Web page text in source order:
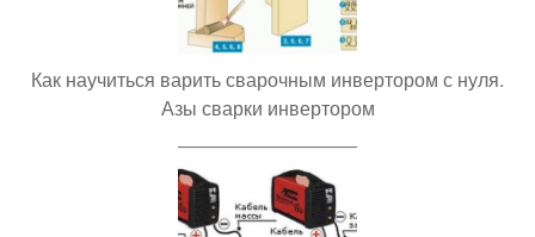
Как научиться варить сварочным инвертором с нуля.
Азы сварки инвертором